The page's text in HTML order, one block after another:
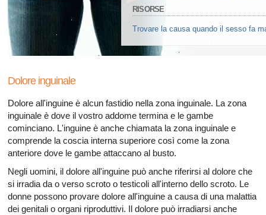
Tutti gli articoli su disfunzione erettile
Tutti gli articoli su salute sessuale
Tutti gli articoli su depressione e la disfunzione erettile
Tutti gli articoli su diabete e il sistema endocrino
Tutti gli articoli su allergie
RISORSE
Trovare la causa quando il sesso fa
Vaccinazioni adulti: sei up-to-date? ›
Dolore inguinale
Dolore all'inguine è alcun fastidio nella zona inguinale. La zona
inguinale è dove il vostro addome termina e le gambe
cominciano. L'inguine è anche chiamata la zona inguinale e
comprende la coscia interna superiore così come la zona
anteriore dove le gambe attaccano al busto.
Negli uomini, il dolore all'inguine può anche riferirsi al dolore che
si irradia da o verso scroto o testicoli all'interno dello scroto. Le
donne possono provare dolore all'inguine a causa di una malattia
dei genitali o organi riproduttivi. Il dolore può irradiarsi anche